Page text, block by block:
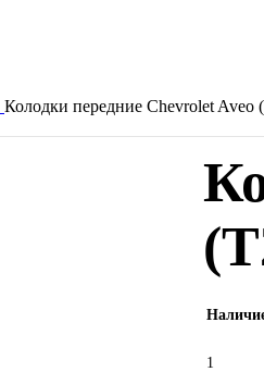
Колодки передние Chevrolet Aveo
1